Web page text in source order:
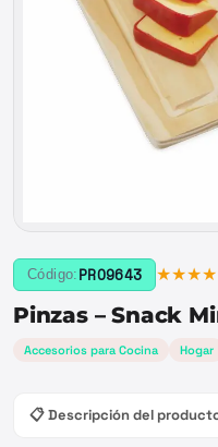
Código: PRO9643
Pinzas – Snack
Accesorios para Cocina Hogar
📋 Descripción del